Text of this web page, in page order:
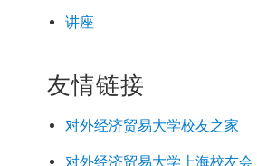
讲座
友情链接
对外经济贸易大学校友之家
对外经济贸易大学上海校友会